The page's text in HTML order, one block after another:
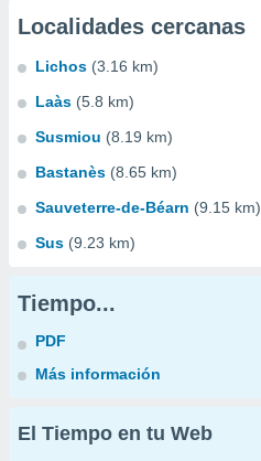
Localidades cercanas
Lichos (3.16 km)
Laàs (5.8 km)
Susmiou (8.19 km)
Bastanès (8.65 km)
Sauveterre-de-Béarn (9.15 km)
Sus (9.23 km)
Tiempo...
PDF
Más información
El Tiempo en tu Web